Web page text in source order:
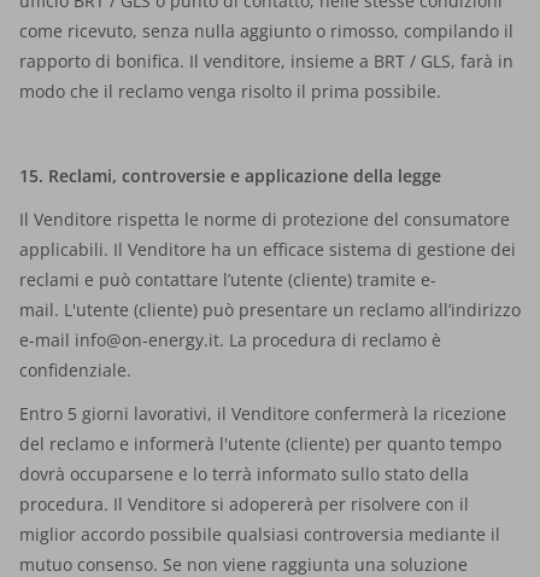
come ricevuto, senza nulla aggiunto o rimosso, compilando il
rapporto di bonifica. Il venditore, insieme a BRT / GLS, farà in
modo che il reclamo venga risolto il prima possibile.
15. Reclami, controversie e applicazione della legge
Il Venditore rispetta le norme di protezione del consumatore
applicabili. Il Venditore ha un efficace sistema di gestione dei
reclami e può contattare l’utente (cliente) tramite e-
mail. L'utente (cliente) può presentare un reclamo all’indirizzo
e-mail info@on-energy.it. La procedura di reclamo è
confidenziale.
Entro 5 giorni lavorativi, il Venditore confermerà la ricezione
del reclamo e informerà l'utente (cliente) per quanto tempo
dovrà occuparsene e lo terrà informato sullo stato della
procedura. Il Venditore si adopererà per risolvere con il
miglior accordo possibile qualsiasi controversia mediante il
mutuo consenso. Se non viene raggiunta una soluzione